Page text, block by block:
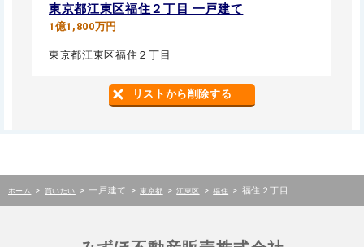
東京都江東区福住２丁目 一戸建て
1億1,800万円
東京都江東区福住２丁目
リストから削除する
ホーム > 買いたい > 一戸建て > 東京都 > 江東区 > 福住 > 福住２丁目